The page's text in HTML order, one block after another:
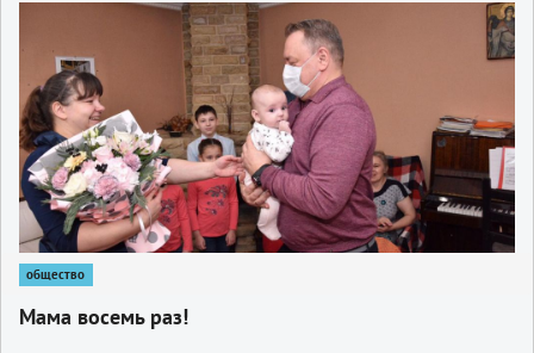
общество
Мама восемь раз!